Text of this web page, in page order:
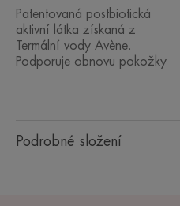
Podrobné složení
Patentovaná postbiotická
aktivní látka získaná z
Termální vody Avène.
Podporuje obnovu pokožky